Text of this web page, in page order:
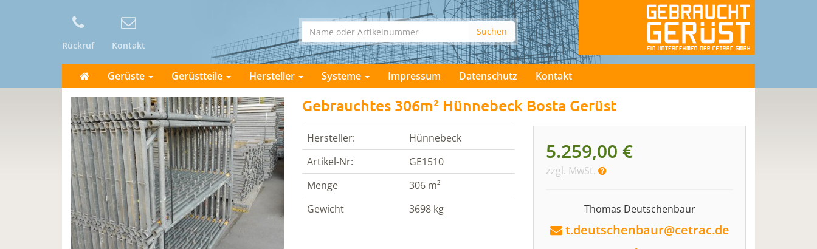
Rückruf Kontakt
Gerüste Gerüstteile Hersteller Systeme Impressum Datenschutz Kontakt
Gebrauchtes 306m² Hünnebeck Bosta Gerüst
Hersteller:
Hünnebeck
Artikel-Nr:
GE1510
Menge
306 m²
Gewicht
3698 kg
5.259,00 €
zzgl. MwSt.
Thomas Deutschenbaur
t.deutschenbaur@cetrac.de